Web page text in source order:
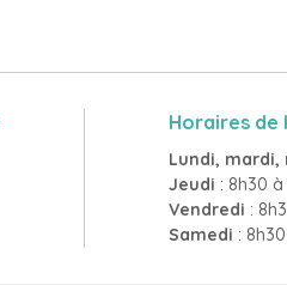
Horaires de
Lundi, mardi,
Jeudi : 8h30 à
Vendredi :
Samedi :